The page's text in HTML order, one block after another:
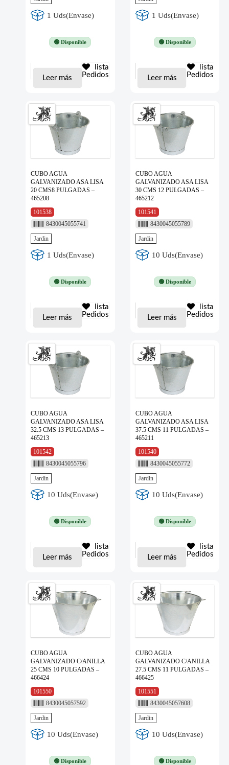
1 Uds(Envase)
🟢 Disponible
Leer más
lista
Pedidos
1 Uds(Envase)
🟢 Disponible
Leer más
lista
Pedidos
CUBO AGUA
GALVANIZADO ASA LISA
20 CMS8 PULGADAS –
465208
101538
8430045055741
Jardin
1 Uds(Envase)
🟢 Disponible
Leer más
lista
Pedidos
CUBO AGUA
GALVANIZADO ASA LISA
30 CMS 12 PULGADAS –
465212
101541
8430045055789
Jardin
10 Uds(Envase)
🟢 Disponible
Leer más
lista
Pedidos
CUBO AGUA
GALVANIZADO ASA LISA
32.5 CMS 13 PULGADAS –
465213
101542
8430045055796
Jardin
10 Uds(Envase)
🟢 Disponible
Leer más
lista
Pedidos
CUBO AGUA
GALVANIZADO ASA LISA
37.5 CMS 11 PULGADAS –
465211
101540
8430045055772
Jardin
10 Uds(Envase)
🟢 Disponible
Leer más
lista
Pedidos
CUBO AGUA
GALVANIZADO C/ANILLA
25 CMS 10 PULGADAS –
466424
101550
8430045057592
Jardin
10 Uds(Envase)
🟢 Disponible
CUBO AGUA
GALVANIZADO C/ANILLA
27.5 CMS 11 PULGADAS –
466425
101551
8430045057608
Jardin
10 Uds(Envase)
🟢 Disponible